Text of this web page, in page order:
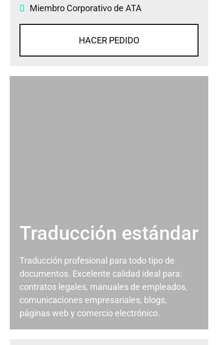
Miembro Corporativo de ATA
HACER PEDIDO
Traducción estándar
Traducción profesional para todo tipo de
documentos. Excelente calidad ideal para:
contratos legales, manuales de empleados,
comunicaciones empresariales, blogs,
páginas web y comercio electrónico.